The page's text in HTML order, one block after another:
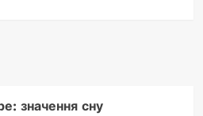
значення сну